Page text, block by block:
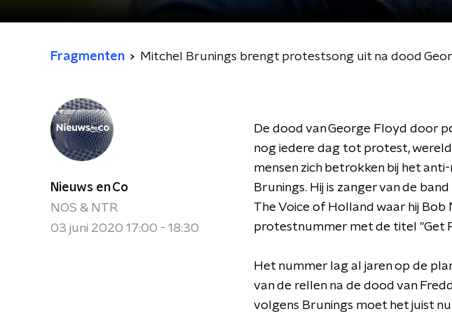
Fragmenten Mitchel Brunings brengt protestsong uit na dood
Nieuws en Co
NOS & NTR
03 juni 2020 17:00 - 18:30
De dood van George Floyd door
nog iedere dag tot protest,
mensen zich betrokken bij het
Brunings. Hij is zanger van de
The Voice of Holland waar hij
protestnummer met de titel "Get
Het nummer lag al jaren op de
van de rellen na de dood van
volgens Brunings moet het juist nu